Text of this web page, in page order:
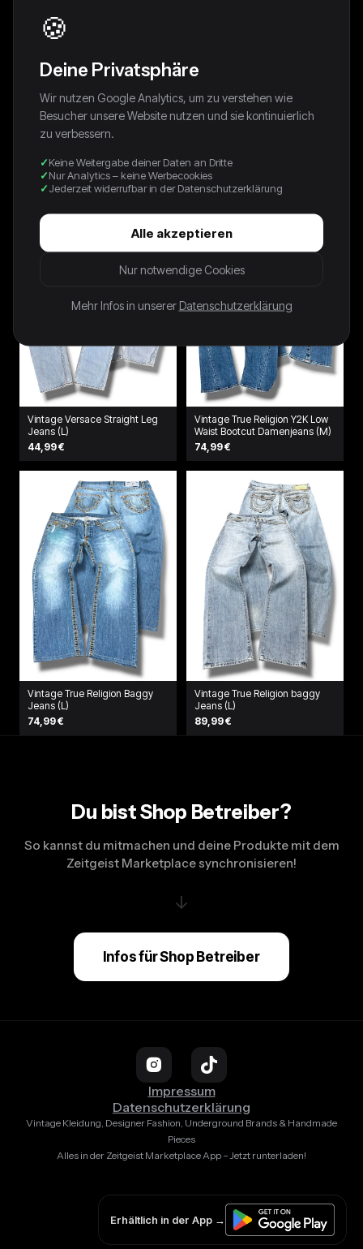
Straight Leg Jeans (L)
79,99 €
Waist Bootcut Damenjeans (S)
74,99 €
Vintage Versace Straight Leg
Jeans (L)
44,99 €
Vintage True Religion Y2K Low
Waist Bootcut Damenjeans (M)
74,99 €
Vintage True Religion Baggy
Jeans (L)
74,99 €
Vintage True Religion baggy
Jeans (L)
89,99 €
Du bist Shop Betreiber?
So kannst du mitmachen und deine Produkte mit dem
Zeitgeist Marketplace synchronisieren!
↓
Infos für Shop Betreiber
Impressum
Datenschutzerklärung
Vintage Kleidung, Designer Fashion, Underground Brands & Handmade
Pieces
Alles in der Zeitgeist Marketplace App – Jetzt runterladen!
Erhältlich in der App →
🍪
Deine Privatsphäre
Wir nutzen Google Analytics, um zu verstehen wie
Besucher unsere Website nutzen und sie kontinuierlich
zu verbessern.
Keine Weitergabe deiner Daten an Dritte
Nur Analytics – keine Werbecookies
Jederzeit widerrufbar in der Datenschutzerklärung
Alle akzeptieren
Nur notwendige Cookies
Mehr Infos in unserer Datenschutzerklärung